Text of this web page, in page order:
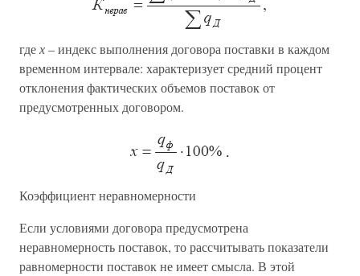
гдех– индекс выполнения договора поставки в каждом
временном интервале: характеризует средний процент
отклонения фактических объемов поставок от
предусмотренных договором.
Коэффициент неравномерности
Если условиями договора предусмотрена
неравномерность поставок, то рассчитывать показатели
равномерности поставок не имеет смысла. В этой